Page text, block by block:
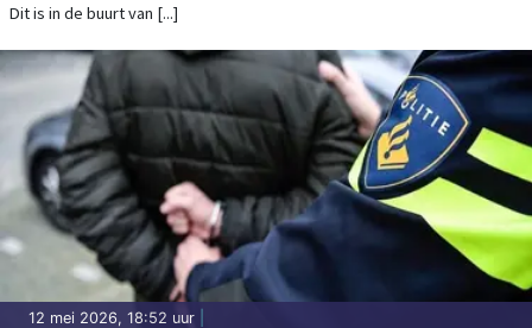
Dit is in de buurt van [...]
12 mei 2026, 18:52 uur